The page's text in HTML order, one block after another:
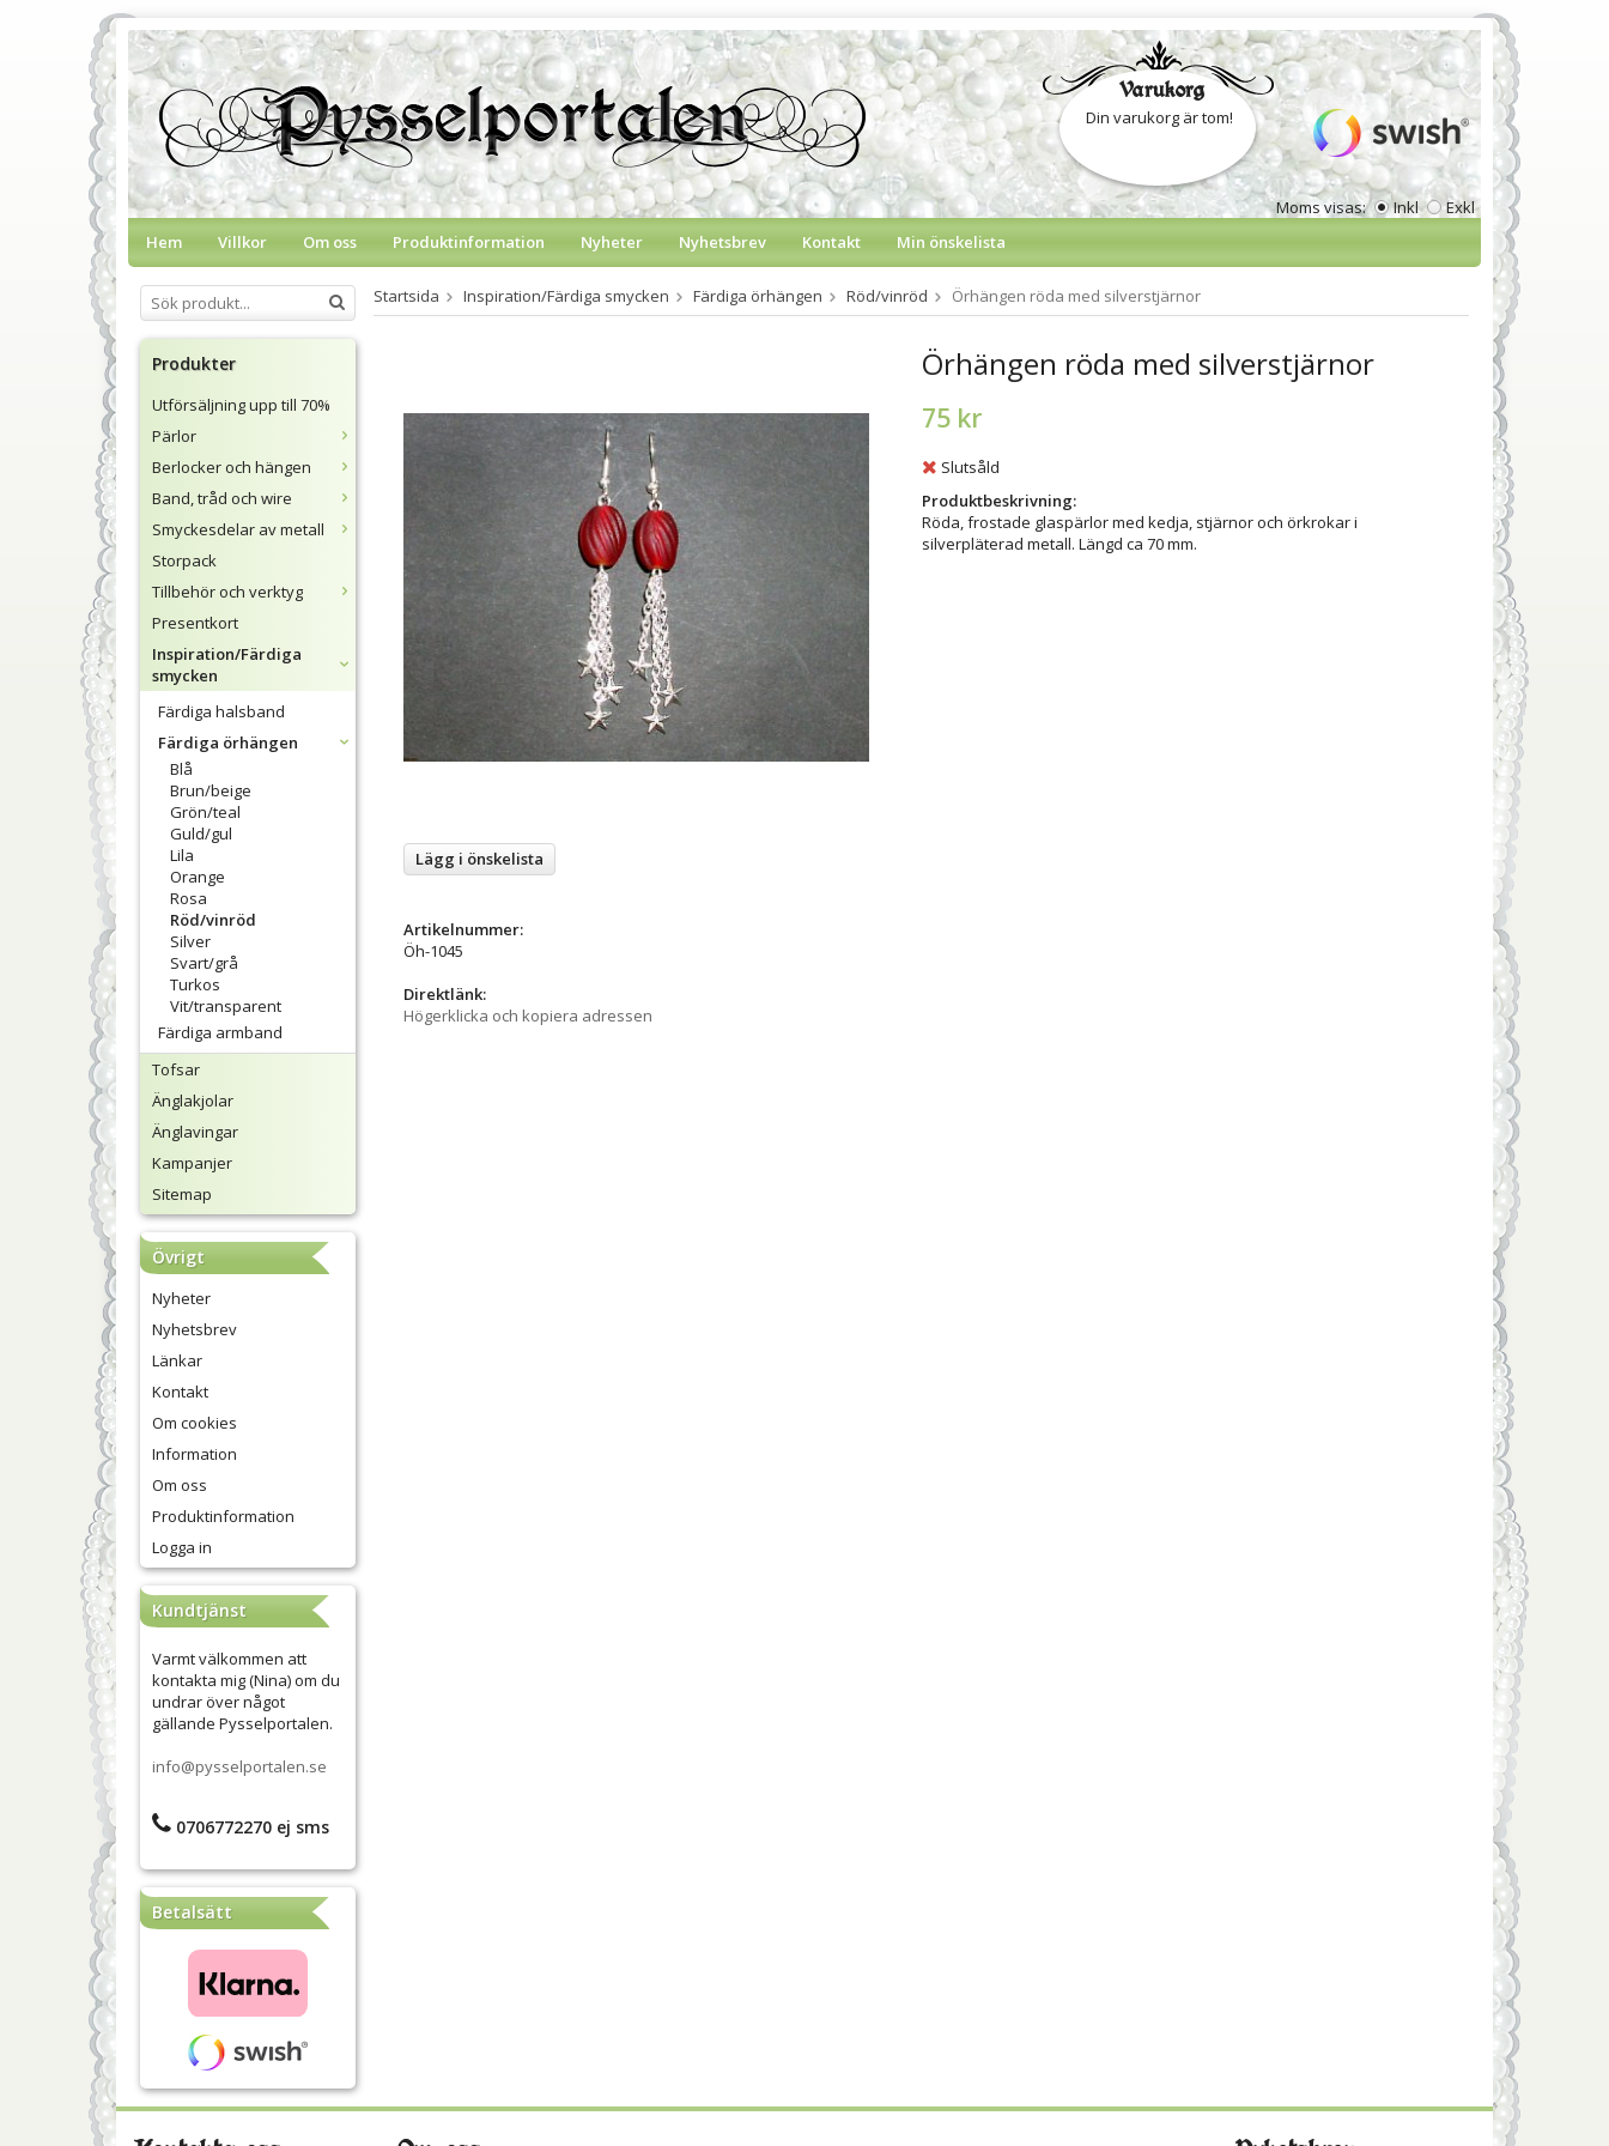
Moms visas: Inkl Exkl
Varukorg
Din varukorg är tom!
Hem Villkor Om oss Produktinformation Nyheter Nyhetsbrev Kontakt Min önskelista
Produkter
Utförsäljning upp till 70%
Pärlor
Berlocker och hängen
Band, tråd och wire
Smyckesdelar av metall
Storpack
Tillbehör och verktyg
Presentkort
Inspiration/Färdiga
smycken
Färdiga halsband
Färdiga örhängen
Blå
Brun/beige
Grön/teal
Guld/gul
Lila
Orange
Rosa
Röd/vinröd
Silver
Svart/grå
Turkos
Vit/transparent
Färdiga armband
Tofsar
Änglakjolar
Änglavingar
Kampanjer
Sitemap
Övrigt
Nyheter
Nyhetsbrev
Länkar
Kontakt
Om cookies
Information
Om oss
Produktinformation
Logga in
Kundtjänst
Varmt välkommen att
kontakta mig (Nina) om du
undrar över något
gällande Pysselportalen.
info@pysselportalen.se
0706772270 ej sms
Betalsätt
Startsida Inspiration/Färdiga smycken Färdiga örhängen Röd/vinröd Örhängen röda med silverstjärnor
Örhängen röda med silverstjärnor
75 kr
Slutsåld
Produktbeskrivning:
Röda, frostade glaspärlor med kedja, stjärnor och örkrokar i
silverpläterad metall. Längd ca 70 mm.
Lägg i önskelista
Artikelnummer:
Öh-1045
Direktlänk:
Högerklicka och kopiera adressen